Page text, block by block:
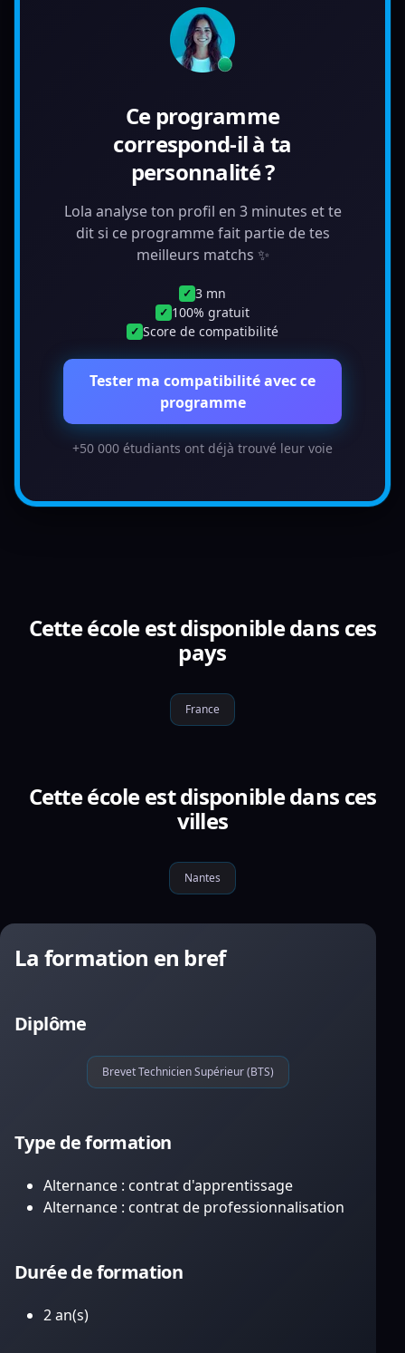
Ce programme
correspond-il à ta
personnalité ?
Lola analyse ton profil en 3 minutes et te
dit si ce programme fait partie de tes
meilleurs matchs ✨
✓ 3 mn
✓ 100% gratuit
✓ Score de compatibilité
Tester ma compatibilité avec ce
programme
+50 000 étudiants ont déjà trouvé leur voie
Cette école est disponible dans ces
pays
France
Cette école est disponible dans ces
villes
Nantes
La formation en bref
Diplôme
Brevet Technicien Supérieur (BTS)
Type de formation
Alternance : contrat d'apprentissage
Alternance : contrat de professionnalisation
Durée de formation
2 an(s)